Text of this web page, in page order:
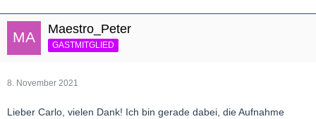
Maestro_Peter
GASTMITGLIED
8. November 2021
Lieber Carlo, vielen Dank! Ich bin gerade dabei, die Aufnahme